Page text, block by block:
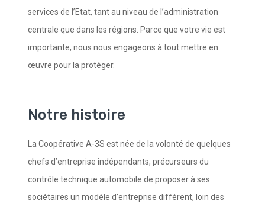
services de l’Etat, tant au niveau de l’administration
centrale que dans les régions. Parce que votre vie est
importante, nous nous engageons à tout mettre en
œuvre pour la protéger.
Notre histoire
La Coopérative A-3S est née de la volonté de quelques
chefs d’entreprise indépendants, précurseurs du
contrôle technique automobile de proposer à ses
sociétaires un modèle d’entreprise différent, loin des